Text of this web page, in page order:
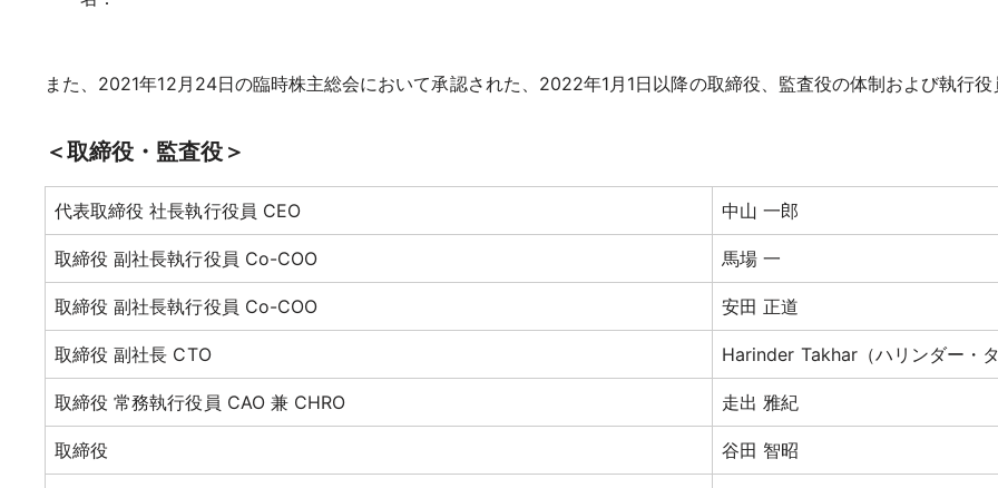
また、2021年12月24日の臨時株主総会において承認された、2022年1月1日以降の取締役、監査役の体制および執行役
＜取締役・監査役＞
代表取締役 社長執行役員 CEO 中山 一郎
取締役 副社長執行役員 Co-COO 馬場 一
取締役 副社長執行役員 Co-COO 安田 正道
取締役 副社長 CTO Harinder Takhar（ハリンダー・タ
取締役 常務執行役員 CAO 兼 CHRO 走出 雅紀
取締役 谷田 智昭